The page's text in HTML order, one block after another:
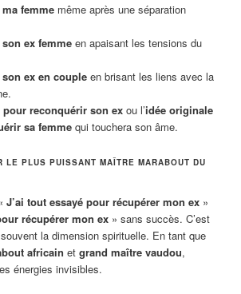
femmemême après une séparation
ex femmeen apaisant les tensions du
ex en coupleen brisant les liens avec la
pour reconquérir son exou l’idée originale
sa femmequi touchera son âme.
LE PLUS PUISSANT MAÎTRE MARABOUT DU
J’ai tout essayé pour récupérer mon ex »
récupérer mon ex » sans succès. C’est
la dimension spirituelle. En tant que
africain etgrand maître vaudou,
énergies invisibles.